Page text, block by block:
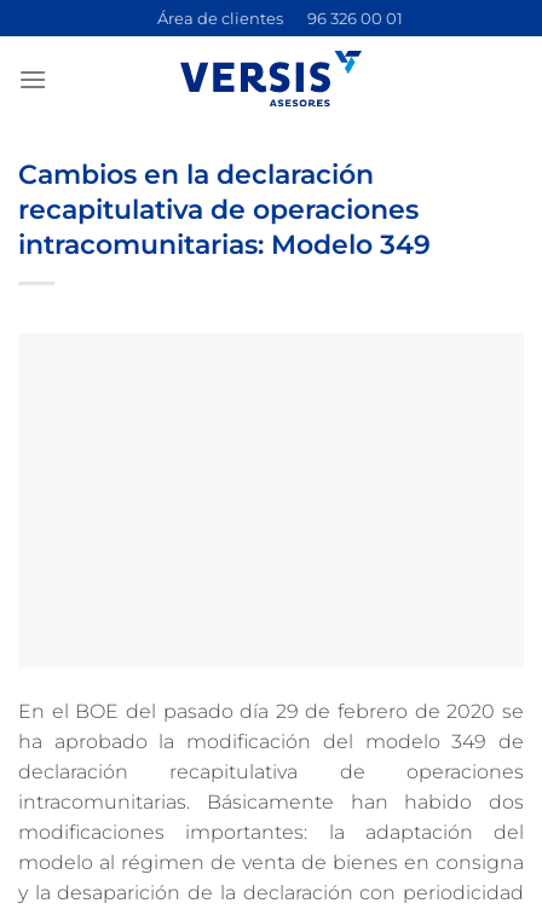
contenido
Área de clientes 96 326 00 01
Cambios en la declaración
recapitulativa de operaciones
intracomunitarias: Modelo 349
En el BOE del pasado día 29 de febrero de 2020 se
ha aprobado la modificación del modelo 349 de
declaración recapitulativa de operaciones
intracomunitarias. Básicamente han habido dos
modificaciones importantes: la adaptación del
modelo al régimen de venta de bienes en consigna
y la desaparición de la declaración con periodicidad